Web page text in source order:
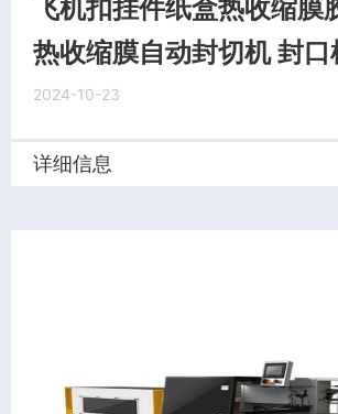
飞机扣挂件纸盒热收缩膜
热收缩膜自动封切机 封口
2024-10-23
详细信息